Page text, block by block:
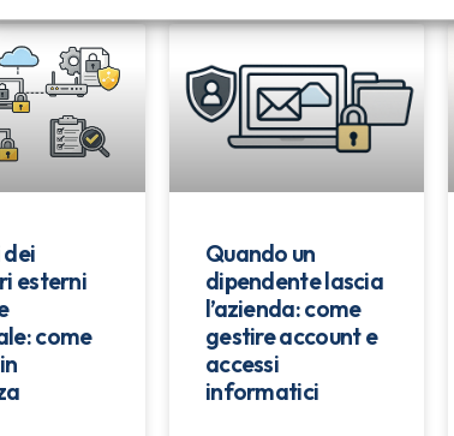
dei
esterni
come
Quando un
dipendente lascia
l’azienda: come
gestire account e
accessi
informatici